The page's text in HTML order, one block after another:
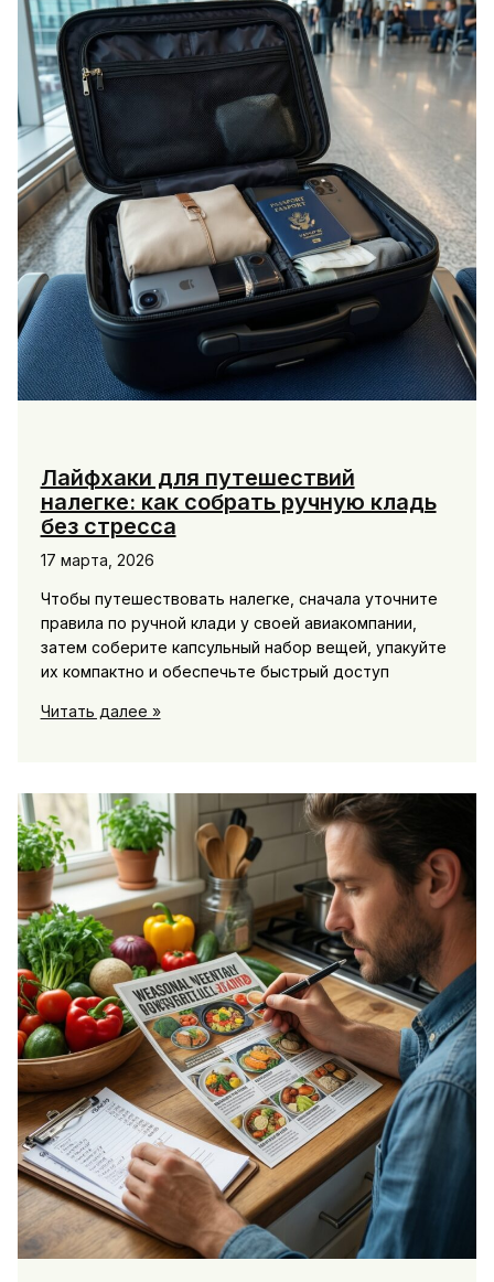
Лайфхаки для путешествий
налегке: как собрать ручную кладь
без стресса
17 марта, 2026
Чтобы путешествовать налегке, сначала уточните
правила по ручной клади у своей авиакомпании,
затем соберите капсульный набор вещей, упакуйте
их компактно и обеспечьте быстрый доступ
Лайфхаки
собрать
ручную
кладь
без
стресса
Читать далее »